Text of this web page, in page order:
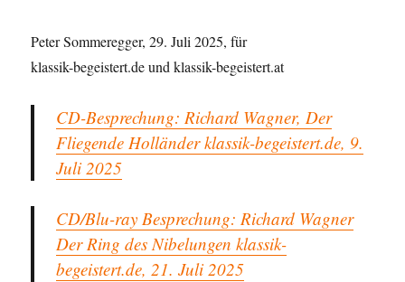
Peter Sommeregger, 29. Juli 2025, für
klassik-begeistert.de und klassik-begeistert.at
CD-Besprechung: Richard Wagner, Der
Fliegende Holländer klassik-begeistert.de, 9.
Juli 2025
CD/Blu-ray Besprechung: Richard Wagner
Der Ring des Nibelungen klassik-
begeistert.de, 21. Juli 2025